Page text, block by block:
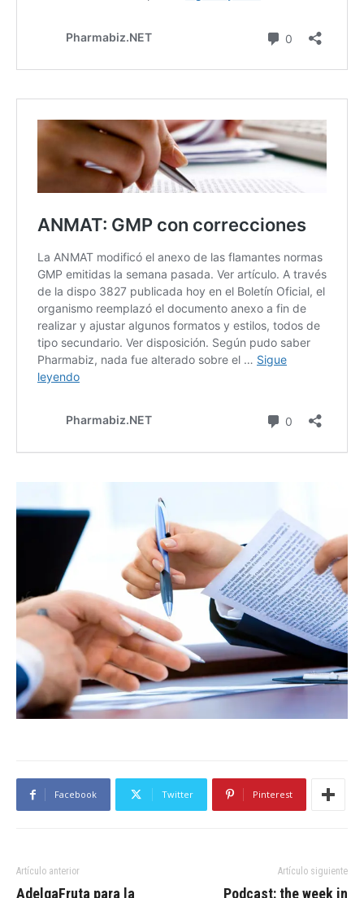
Facebook Twitter Pinterest
Artículo anterior
AdelgaFruta para la
Artículo siguiente
Podcast: the week in